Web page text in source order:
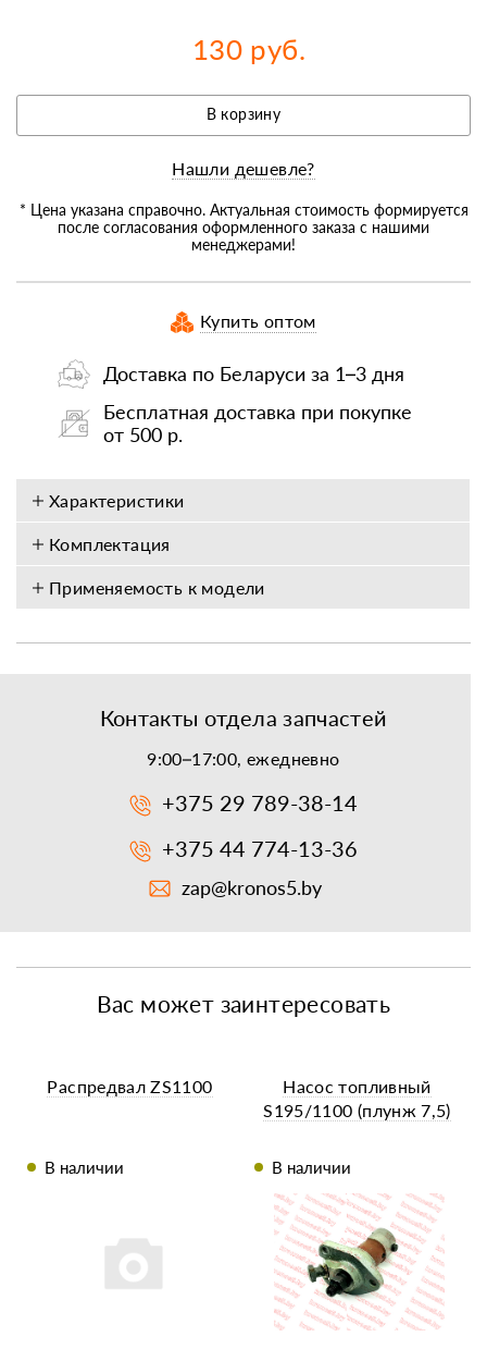
130 руб.
В корзину
Нашли дешевле?
* Цена указана справочно. Актуальная стоимость формируется
после согласования оформленного заказа с нашими
менеджерами!
Купить оптом
Доставка по Беларуси за 1–3 дня
Бесплатная доставка при покупке
от 500 р.
Характеристики
Комплектация
Применяемость к модели
Контакты отдела запчастей
9:00–17:00, ежедневно
+375 29 789-38-14
+375 44 774-13-36
zap@kronos5.by
Вас может заинтересовать
Распредвал ZS1100
В наличии
Насос топливный
S195/1100 (плунж 7,5)
В наличии